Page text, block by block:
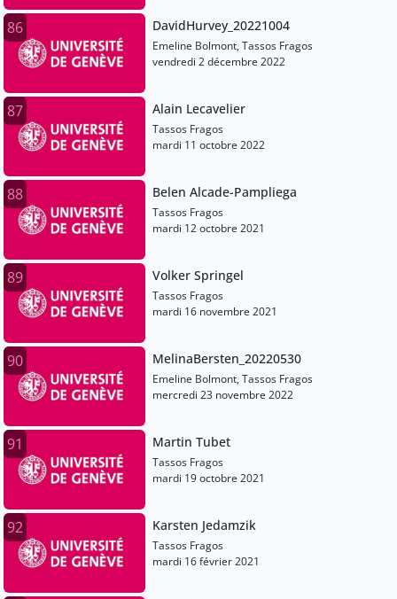
86 DavidHurvey_20221004
Emeline Bolmont, Tassos Fragos
vendredi 2 décembre 2022
87 Alain Lecavelier
Tassos Fragos
mardi 11 octobre 2022
88 Belen Alcade-Pampliega
Tassos Fragos
mardi 12 octobre 2021
89 Volker Springel
Tassos Fragos
mardi 16 novembre 2021
90 MelinaBersten_20220530
Emeline Bolmont, Tassos Fragos
mercredi 23 novembre 2022
91 Martin Tubet
Tassos Fragos
mardi 19 octobre 2021
92 Karsten Jedamzik
Tassos Fragos
mardi 16 février 2021